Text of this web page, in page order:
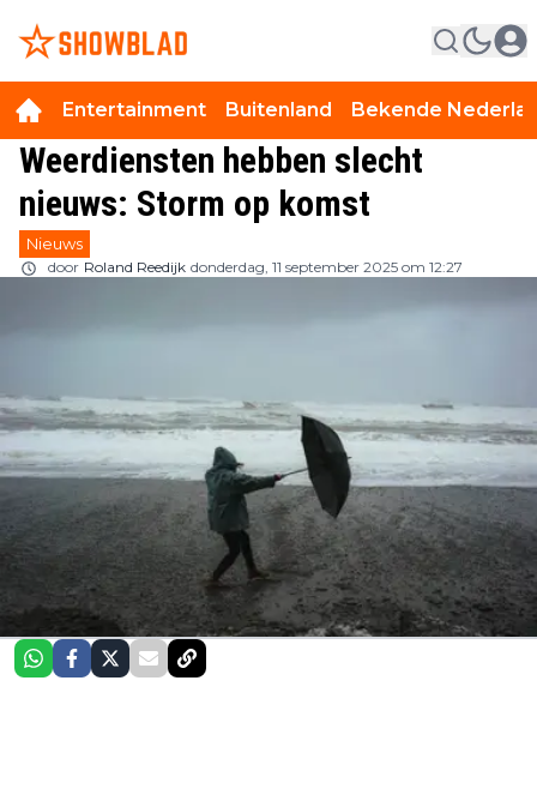
Entertainment Buitenland Bekende
Weerdiensten hebben slecht
nieuws: Storm op komst
Nieuws
door Roland Reedijk donderdag, 11 september 2025 om 12:27